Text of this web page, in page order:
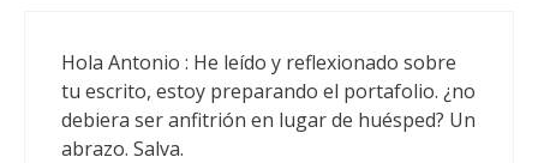
Hola Antonio : He leído y reflexionado sobre
tu escrito, estoy preparando el portafolio. ¿no
debiera ser anfitrión en lugar de huésped? Un
abrazo. Salva.